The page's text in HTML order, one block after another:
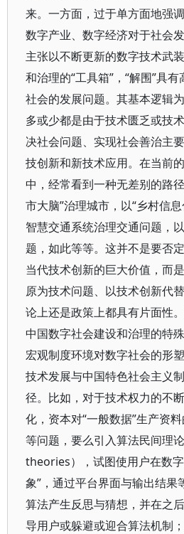
来。一方面，过于单方面地强
数字产业、数字经济对于社会
主张以不断更新的数字技术武
和治理的“工具箱”，“解围”具
社会的发展问题。其基本逻辑
多或少都是由于技术匮乏或技
决社会问题、实现社会善治主
技创新和新技术应用。在当前
中，经常看到一种无差别的路
市大脑”治理城市，以“乡村信
智慧交通系统治理交通问题，
题，如此等等。这并不是要否
当代技术创新的巨大价值，而
原为技术问题、以技术创新代
论上还是政策上都具有片面性
中国数字社会建设和治理的特
宏观制度环境对数字社会的形
技术发展与中国特色社会主义
径。比如，对于技术权力的不
化，资本对“一般数据”生产资
等问题，要么引入算法民间理
theories），试图使用户在数
象”，通过平台界面与输出结果
算法产生反思与猜想，并在之
导用户或躲避或迎合算法机制